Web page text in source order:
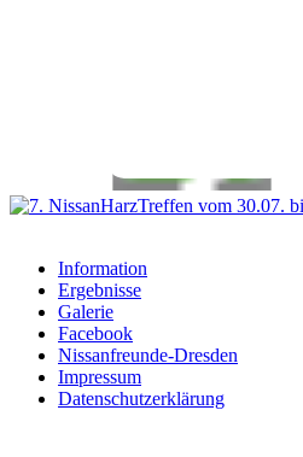
Information
Ergebnisse
Galerie
Facebook
Nissanfreunde-Dresden
Impressum
Datenschutzerklärung